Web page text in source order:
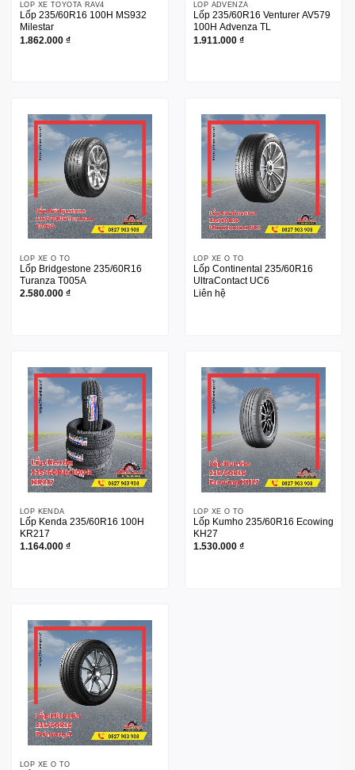
LỐP XE TOYOTA RAV4
Lốp 235/60R16 100H MS932
Milestar
1.862.000 ₫
LỐP ADVENZA
Lốp 235/60R16 Venturer AV579
100H Advenza TL
1.911.000 ₫
LỐP XE Ô TÔ
Lốp Bridgestone 235/60R16
Turanza T005A
2.580.000 ₫
LỐP XE Ô TÔ
Lốp Continental 235/60R16
UltraContact UC6
Liên hệ
LỐP KENDA
Lốp Kenda 235/60R16 100H
KR217
1.164.000 ₫
LỐP XE Ô TÔ
Lốp Kumho 235/60R16 Ecowing
KH27
1.530.000 ₫
LỐP XE Ô TÔ